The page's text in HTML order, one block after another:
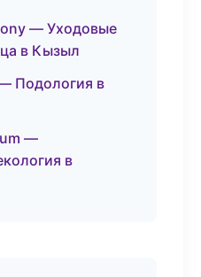
— Уходовые
в Кызыл
Подология в
—
в